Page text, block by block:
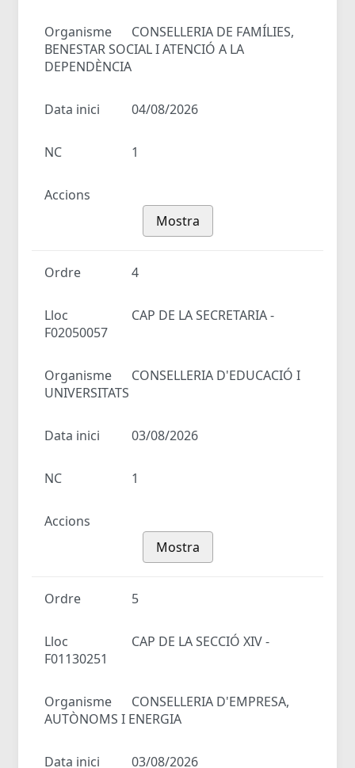
Organisme
CONSELLERIA DE FAMÍLIES,
BENESTAR SOCIAL I ATENCIÓ A LA
DEPENDÈNCIA
Data inici 04/08/2026
NC 1
Accions
Mostra
Ordre 4
Lloc
CAP DE LA SECRETARIA -
F02050057
Organisme
CONSELLERIA D'EDUCACIÓ I
UNIVERSITATS
Data inici 03/08/2026
NC 1
Accions
Mostra
Ordre 5
Lloc
CAP DE LA SECCIÓ XIV -
F01130251
Organisme
CONSELLERIA D'EMPRESA,
AUTÒNOMS I ENERGIA
Data inici 03/08/2026